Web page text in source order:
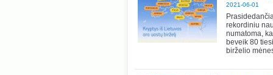
2021-06-01
rekordiniu
numatoma,
beveik 80
birželio